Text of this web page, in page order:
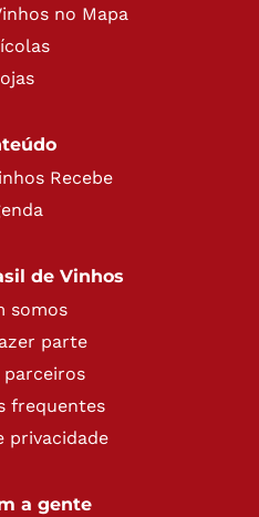
no Mapa
Recebe
de Vinhos
somos
parte
parceiros
frequentes
privacidade
a gente